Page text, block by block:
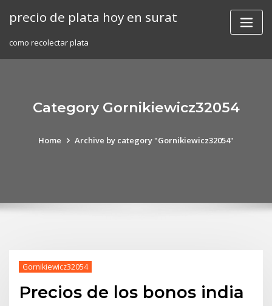
precio de plata hoy en surat
como recolectar plata
Category Gornikiewicz32054
Home Archive by category "Gornikiewicz32054"
Gornikiewicz32054
Precios de los bonos india